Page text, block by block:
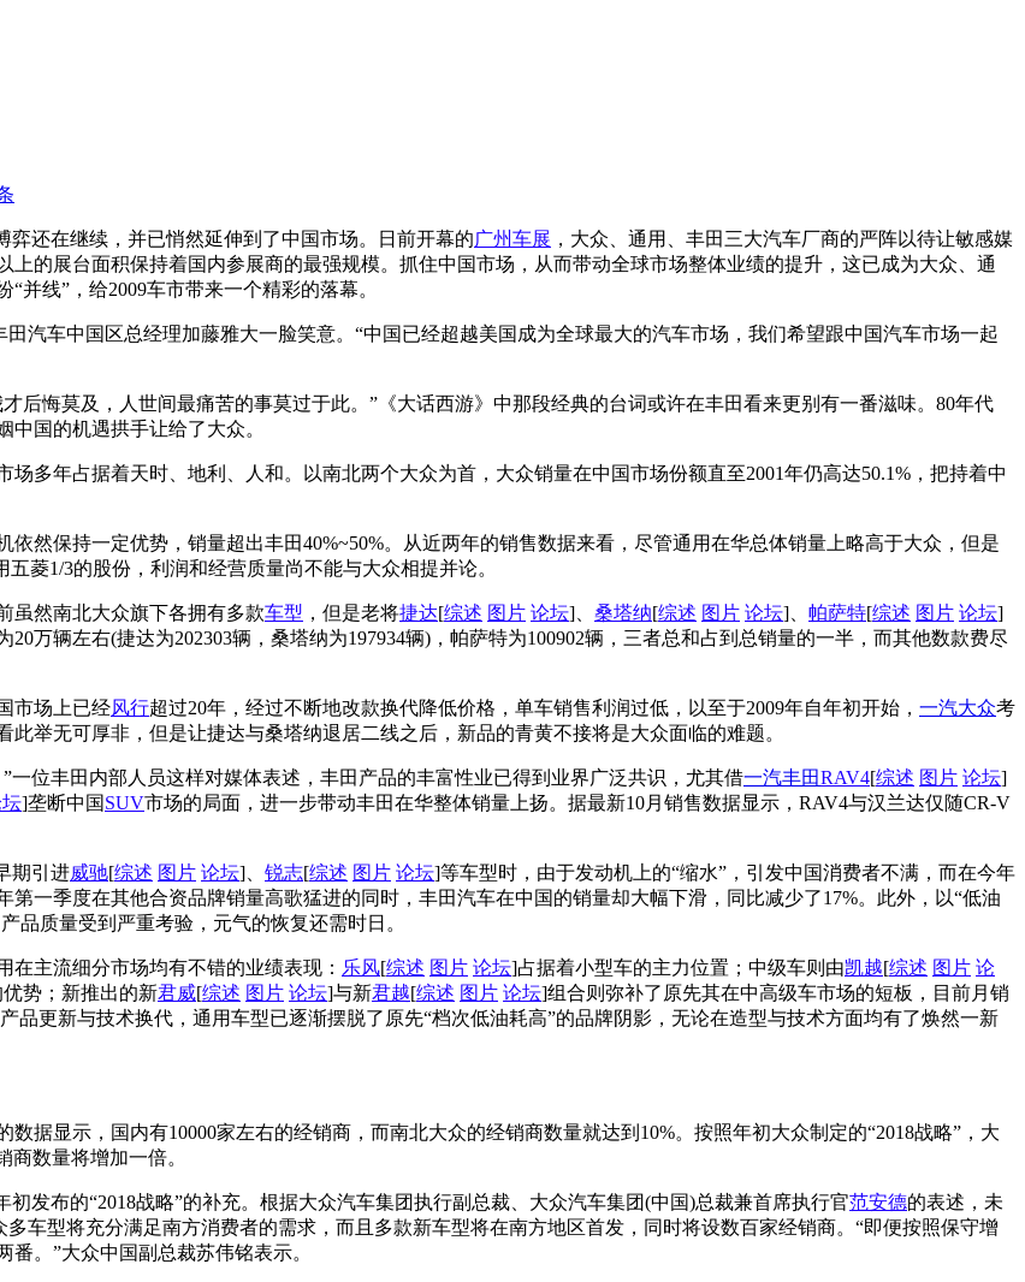
弈还在继续，并已悄然延伸到了中国市场。日前开幕的广州车展 ，大众、通用、丰田三大汽车厂商的严阵以待让敏感媒
的展台面积保持着国内参展商的最强规模。抓住中国市场，从而带动全球市场整体业绩的提升，这已成为大众、通
并线”，给2009车市带来一个精彩的落幕。
汽车中国区总经理加藤雅大一脸笑意。“中国已经超越美国成为全球最大的汽车市场，我们希望跟中国汽车市场一起
后悔莫及，人世间最痛苦的事莫过于此。”《大话西游》中那段经典的台词或许在丰田看来更别有一番滋味。80年代
国的机遇拱手让给了大众。
多年占据着天时、地利、人和。以南北两个大众为首，大众销量在中国市场份额直至2001年仍高达50.1%，把持着中
然保持一定优势，销量超出丰田40%~50%。从近两年的销售数据来看，尽管通用在华总体销量上略高于大众，但是
五菱1/3的股份，利润和经营质量尚不能与大众相提并论。
虽然南北大众旗下各拥有多款车型 ，但是老将捷达[综述 图片 论坛]、 桑塔纳[综述 图片 论坛]、 帕萨特[综述 图片 论坛]
万辆左右(捷达为202303辆，桑塔纳为197934辆)，帕萨特为100902辆，三者总和占到总销量的一半，而其他数款费尽
市场上已经风行超过20年，经过不断地改款换代降低价格，单车销售利润过低，以至于2009年自年初开始， 一汽大众考
举无可厚非，但是让捷达与桑塔纳退居二线之后，新品的青黄不接将是大众面临的难题。
位丰田内部人员这样对媒体表述，丰田产品的丰富性业已得到业界广泛共识，尤其借一汽丰田RAV4[综述 图片 论坛]
]垄断中国SUV市场的局面，进一步带动丰田在华整体销量上扬。据最新10月销售数据显示，RAV4与汉兰达仅随CR-V
期引进威驰[综述 图片 论坛]、 锐志[综述 图片 论坛]等车型时，由于发动机上的“缩水”，引发中国消费者不满，而在今年
一季度在其他合资品牌销量高歌猛进的同时，丰田汽车在中国的销量却大幅下滑，同比减少了17%。此外，以“低油
品质量受到严重考验，元气的恢复还需时日。
主流细分市场均有不错的业绩表现： 乐风[综述 图片 论坛]占据着小型车的主力位置；中级车则由凯越[综述 图片 论
势；新推出的新君威[综述 图片 论坛]与新君越[综述 图片 论坛]组合则弥补了原先其在中高级车市场的短板，目前月销
品更新与技术换代，通用车型已逐渐摆脱了原先“档次低油耗高”的品牌阴影，无论在造型与技术方面均有了焕然一新
据显示，国内有10000家左右的经销商，而南北大众的经销商数量就达到10%。按照年初大众制定的“2018战略”，大
商数量将增加一倍。
发布的“2018战略”的补充。根据大众汽车集团执行副总裁、大众汽车集团(中国)总裁兼首席执行官范安德的表述，未
车型将充分满足南方消费者的需求，而且多款新车型将在南方地区首发，同时将设数百家经销商。“即便按照保守增
。”大众中国副总裁苏伟铭表示。